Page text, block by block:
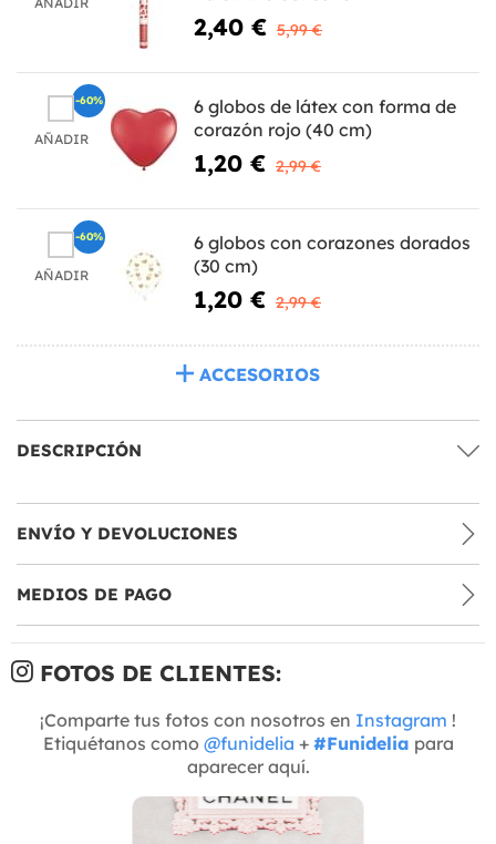
2,40 € 5,99 €
AÑADIR
6 globos de látex con forma de
corazón rojo (40 cm)
1,20 € 2,99 €
-60%
AÑADIR
6 globos con corazones dorados
(30 cm)
1,20 € 2,99 €
-60%
ACCESORIOS
DESCRIPCIÓN
ENVÍO Y DEVOLUCIONES
MEDIOS DE PAGO
FOTOS DE CLIENTES:
¡Comparte tus fotos con nosotros en Instagram !
Etiquétanos como @funidelia + #Funidelia para
aparecer aquí.